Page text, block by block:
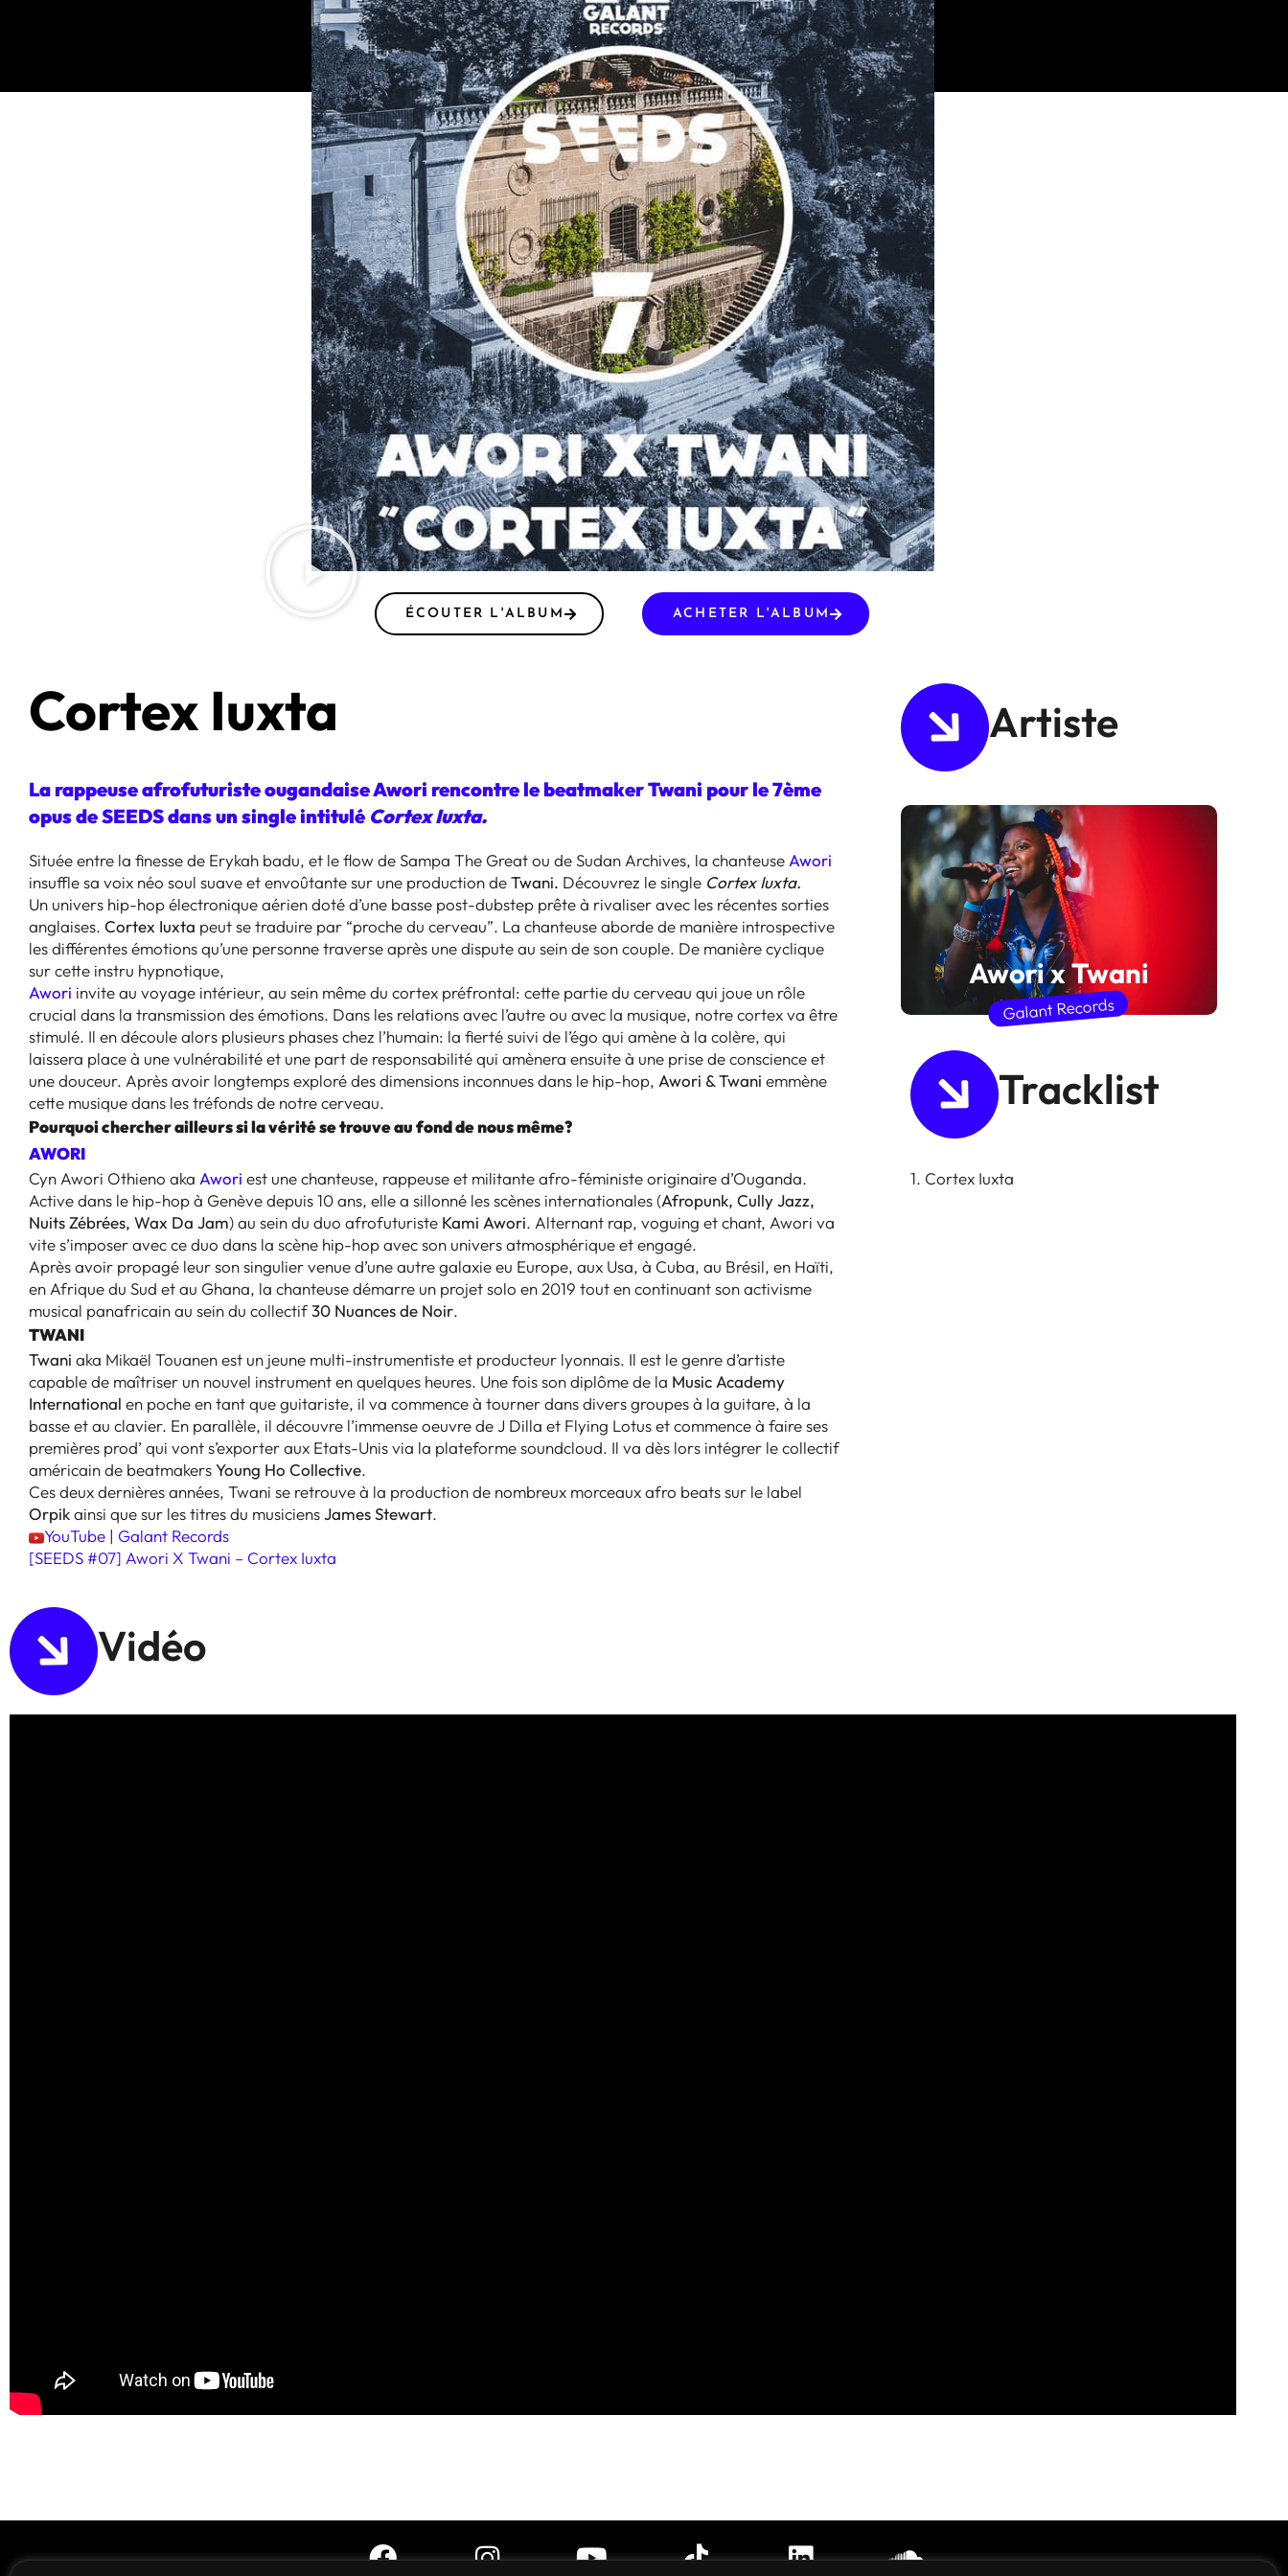
ÉCOUTER L'ALBUM ACHETER L'ALBUM
Cortex Iuxta
La rappeuse afrofuturiste ougandaise Awori rencontre le beatmaker Twani pour le 7ème
opus de SEEDS dans un single intitulé Cortex Iuxta.
Située entre la finesse de Erykah badu, et le flow de Sampa The Great ou de Sudan Archives, la chanteuse Awori
insuffle sa voix néo soul suave et envoûtante sur une production deTwani. Découvrez le single Cortex Iuxta.
Un univers hip-hop électronique aérien doté d’une basse post-dubstep prête à rivaliser avec les récentes sorties
anglaises. Cortex Iuxta peut se traduire par “proche du cerveau”. La chanteuse aborde de manière introspective
les différentes émotions qu’une personne traverse après une dispute au sein de son couple. De manière cyclique
sur cette instru hypnotique,
Awori invite au voyage intérieur, au sein même du cortex préfrontal: cette partie du cerveau qui joue un rôle
crucial dans la transmission des émotions. Dans les relations avec l’autre ou avec la musique, notre cortex va être
stimulé. Il en découle alors plusieurs phases chez l’humain: la fierté suivi de l’égo qui amène à la colère, qui
laissera place à une vulnérabilité et une part de responsabilité qui amènera ensuite à une prise de conscience et
une douceur. Après avoir longtemps exploré des dimensions inconnues dans le hip-hop, Awori & Twani emmène
cette musique dans les tréfonds de notre cerveau.
Pourquoi chercher ailleurs si la vérité se trouve au fond de nous même?
AWORI
Cyn Awori Othieno aka Awori est une chanteuse, rappeuse et militante afro-féministe originaire d’Ouganda.
Active dans le hip-hop à Genève depuis 10 ans, elle a sillonné les scènes internationales (Afropunk, Cully Jazz,
Nuits Zébrées, Wax Da Jam) au sein du duo afrofuturiste Kami Awori. Alternant rap, voguing et chant, Awori va
vite s’imposer avec ce duo dans la scène hip-hop avec son univers atmosphérique et engagé.
Après avoir propagé leur son singulier venue d’une autre galaxie eu Europe, aux Usa, à Cuba, au Brésil, en Haïti,
en Afrique du Sud et au Ghana, la chanteuse démarre un projet solo en 2019 tout en continuant son activisme
musical panafricain au sein du collectif30 Nuances de Noir.
TWANI
Twani aka Mikaël Touanen est un jeune multi-instrumentiste et producteur lyonnais. Il est le genre d’artiste
capable de maîtriser un nouvel instrument en quelques heures. Une fois son diplôme de la Music Academy
International en poche en tant que guitariste, il va commence à tourner dans divers groupes à la guitare, à la
basse et au clavier. En parallèle, il découvre l’immense oeuvre de J Dilla et Flying Lotus et commence à faire ses
premières prod’ qui vont s’exporter aux Etats-Unis via la plateforme soundcloud. Il va dès lors intégrer le collectif
américain de beatmakersYoung Ho Collective.
Ces deux dernières années, Twani se retrouve à la production de nombreux morceaux afro beats sur le label
Orpikainsi que sur les titres du musiciensJames Stewart.
YouTube | Galant Records
[SEEDS #07] Awori X Twani – Cortex Iuxta
Artiste
Awori x Twani
Galant Records
Tracklist
1. Cortex Iuxta
Vidéo